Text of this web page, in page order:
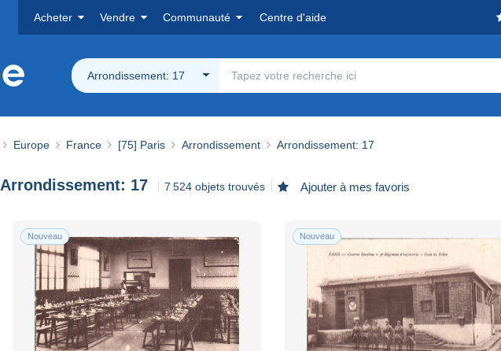
Acheter Vendre Communauté Centre d'aide
Arrondissement: 17
Europe France [75] Paris Arrondissement Arrondissement: 17
Arrondissement: 17 7 524 objets trouvés Ajouter à mes favoris
Nouveau Nouveau